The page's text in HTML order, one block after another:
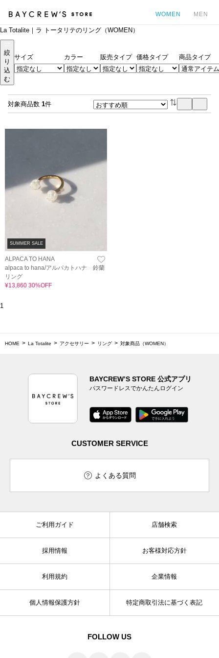
WOMEN MEN
La Totalite｜ラ トータリテのリング（WOMEN）
絞
り
込
む
サイズ カラー 販売タイプ 価格タイプ 商品タイプ
対象商品数 1件
SUMMER SALE
ALPACA TO HANA
alpaca to hana/アルパカトハナ 鈴蘭
リング
¥13,860 30%OFF
1
HOME La Totalite アクセサリー リング 対象商品（WOMEN）
BAYCREW’S STORE 公式アプリ
パスワードレスでかんたんログイン
CUSTOMER SERVICE
よくある質問
ご利用ガイド 店舗検索
採用情報 お客様対応方針
利用規約 企業情報
個人情報保護方針 特定商取引法に基づく表記
FOLLOW US